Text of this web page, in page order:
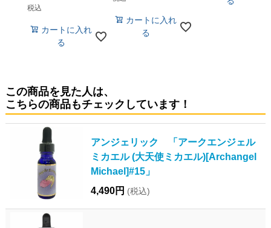
税込
カートに入れ
る
カートに入れ
る
この商品を見た人は、
こちらの商品もチェックしています！
アンジェリック 「アークエンジェル
ミカエル (大天使ミカエル)[Archangel
Michael]#15」
4,490円 (税込)